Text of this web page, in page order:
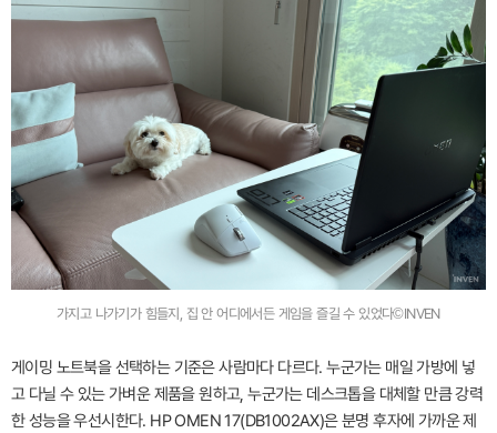
가지고 나가기가 힘들지, 집 안 어디에서든 게임을 즐길 수 있었다©INVEN
게이밍 노트북을 선택하는 기준은 사람마다 다르다. 누군가는 매일 가방에 넣
고 다닐 수 있는 가벼운 제품을 원하고, 누군가는 데스크톱을 대체할 만큼 강력
한 성능을 우선시한다. HP OMEN 17(DB1002AX)은 분명 후자에 가까운 제